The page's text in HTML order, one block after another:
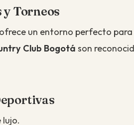
y Torneos
un entorno perfecto
Club Bogotá son
lujo.